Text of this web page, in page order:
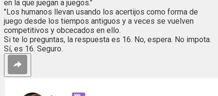
en la que juegan a juegos."
"Los humanos llevan usando los acertijos como forma de
juego desde los tiempos antiguos y a veces se vuelven
competitivos y obcecados en ello.
Si te lo preguntas, la respuesta es 16. No, espera. No impota.
Sí, es 16. Seguro.